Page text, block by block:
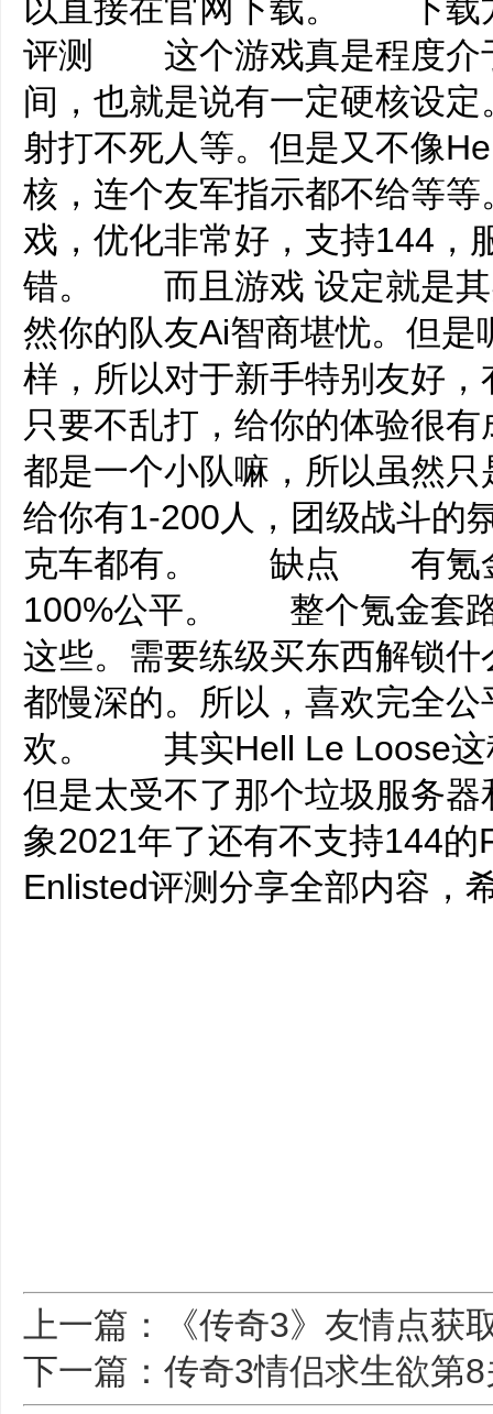
以直接在官网下载。 下
评测 这个游戏真是程度介
间，也就是说有一定硬核
射打不死人等。但是又不像
核，连个友军指示都不
戏，优化非常好，支持144，
错。 而且游戏 设定就是其
然你的队友Ai智商堪忧。但是
样，所以对于新手特别友好
只要不乱打，给你的体验
都是一个小队嘛，所以虽然
给你有1-200人，团级战斗
克车都有。 缺点 有氪金
100%公平。 整个氪金套路
这些。需要练级买东西解锁
都慢深的。所以，喜欢完全
欢。 其实Hell Le Loose这
但是太受不了那个垃圾服务
象2021年了还有不支持144
Enlisted评测分享全部内容，
上一篇：《传奇3》友情点获
下一篇：传奇3情侣求生欲第